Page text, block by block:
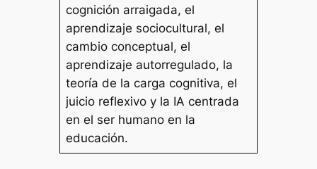
cognición arraigada, el
aprendizaje sociocultural, el
cambio conceptual, el
aprendizaje autorregulado, la
teoría de la carga cognitiva, el
juicio reflexivo y la IA centrada
en el ser humano en la
educación.